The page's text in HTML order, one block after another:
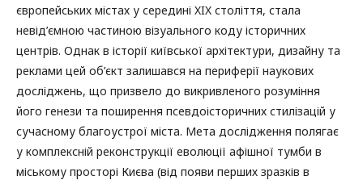
європейських містах у середині XIX століття, стала
невід’ємною частиною візуального коду історичних
центрів. Однак в історії київської архітектури, дизайну та
реклами цей об’єкт залишався на периферії наукових
досліджень, що призвело до викривленого розуміння
його генези та поширення псевдоісторичних стилізацій у
сучасному благоустрої міста. Мета дослідження полягає
у комплексній реконструкції еволюції афішної тумби в
міському просторі Києва (від появи перших зразків в